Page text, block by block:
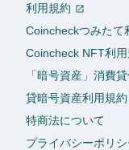
利用規約
Coincheckつみたて
Coincheck NFT利用
「暗号資産」消費
貸暗号資産利用規約
特商法について
プライバシーポリシ